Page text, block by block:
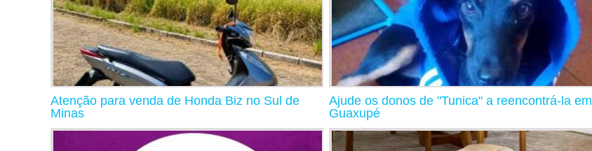
Atenção para venda de Honda Biz no Sul de
Minas
Ajude os donos de "Tunica" a reencontrá-la em
Guaxupé